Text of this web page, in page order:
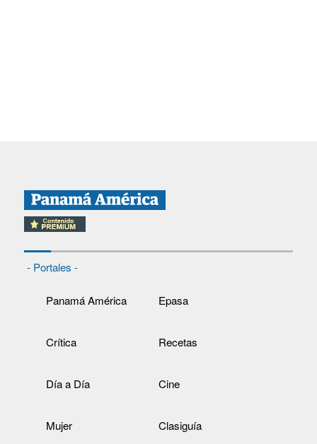
- Portales -
Panamá América Epasa
Crítica Recetas
Día a Día Cine
Mujer Clasiguía